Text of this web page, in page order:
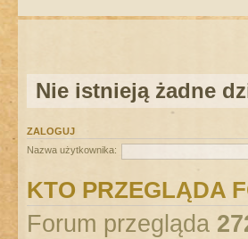
Nie istnieją żadne
ZALOGUJ
Nazwa użytkownika:
KTO PRZEGLĄDA
Forum przegląda